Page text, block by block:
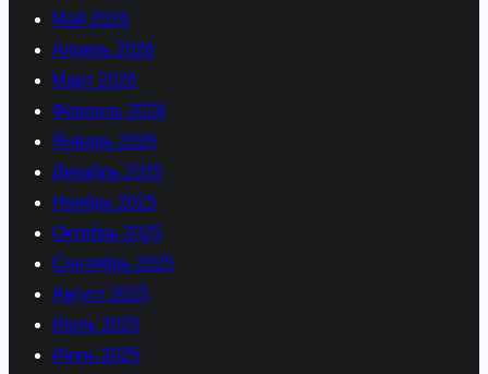
Май 2026
Апрель 2026
Март 2026
Февраль 2026
Январь 2026
Декабрь 2025
Ноябрь 2025
Октябрь 2025
Сентябрь 2025
Август 2025
Июль 2025
Июнь 2025